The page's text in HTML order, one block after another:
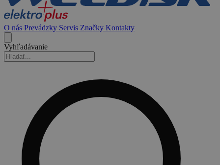
O nás Prevádzky Servis Značky Kontakty
Vyhľadávanie